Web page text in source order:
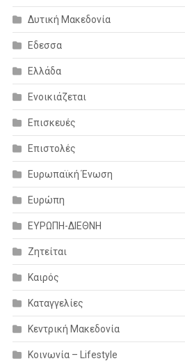
Δυτική Μακεδονία
Εδεσσα
Ελλάδα
Ενοικιάζεται
Επισκευές
Επιστολές
Ευρωπαϊκή Ένωση
Ευρώπη
ΕΥΡΩΠΗ-ΔΙΕΘΝΗ
Ζητείται
Καιρός
Καταγγελίες
Κεντρική Μακεδονία
Κοινωνία – Lifestyle